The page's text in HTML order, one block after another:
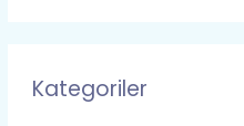
Kategoriler